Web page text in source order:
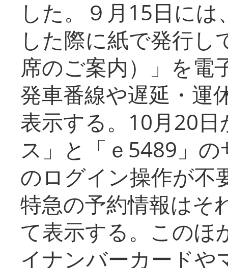
した。９月15日に
した際に紙で発行し
席のご案内）」を電
発車番線や遅延・運
表示する。10月20
ス」と「ｅ5489」
のログイン操作が不
特急の予約情報はそ
て表示する。このほ
イナンバーカードや